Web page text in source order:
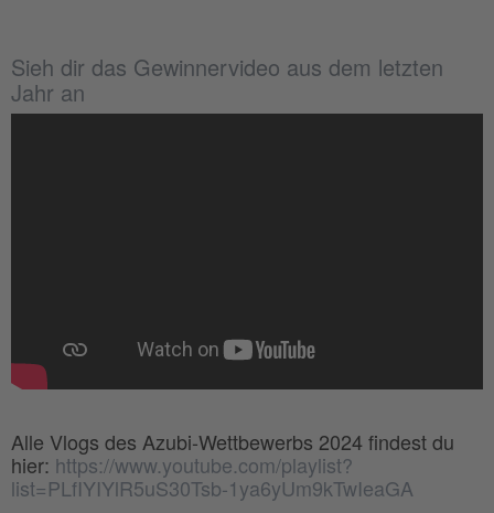
Sieh dir das Gewinnervideo aus dem letzten
Jahr an
Alle Vlogs des Azubi-Wettbewerbs 2024 findest du
hier: https://www.youtube.com/playlist?
list=PLfIYIYlR5uS30Tsb-1ya6yUm9kTwIeaGA